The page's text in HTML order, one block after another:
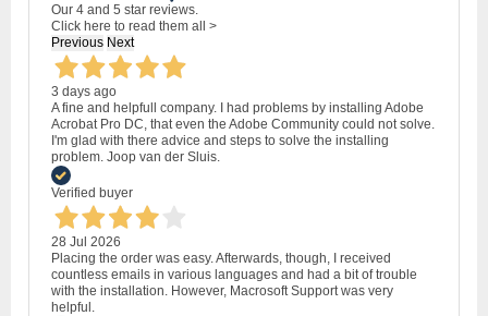
Our 4 and 5 star reviews.
Click here to read them all >
Previous Next
3 days ago
A fine and helpfull company. I had problems by installing Adobe
Acrobat Pro DC, that even the Adobe Community could not solve.
I'm glad with there advice and steps to solve the installing
problem. Joop van der Sluis.
Verified buyer
28 Jul 2026
Placing the order was easy. Afterwards, though, I received
countless emails in various languages and had a bit of trouble
with the installation. However, Macrosoft Support was very
helpful.